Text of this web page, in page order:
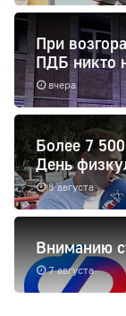
вчера
При
ПДБ никто
8 августа
Более 7
День
7 августа
Вниманию